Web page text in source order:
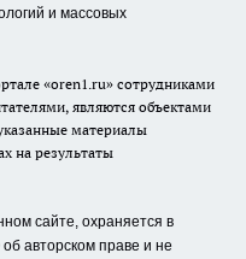
и массовых
«oren1.ru» сотрудниками
являются объектами
материалы
на результаты
сайте, охраняется в
авторском праве и не